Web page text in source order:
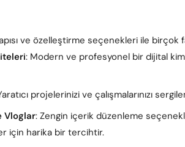
ve özelleştirme seçenekleri ile birçok
: Modern ve profesyonel bir dijital
projelerinizi ve çalışmalarınızı
Vloglar: Zengin içerik düzenleme
için harika bir tercihtir.